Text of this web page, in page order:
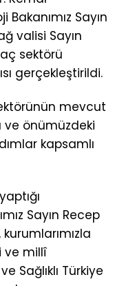
Sayın
valisi Sayın
sektörü
gerçekleştirildi.
mevcut
ve önümüzdeki
kapsamlı
Sayın Recep
ve millî
Sağlıklı Türkiye